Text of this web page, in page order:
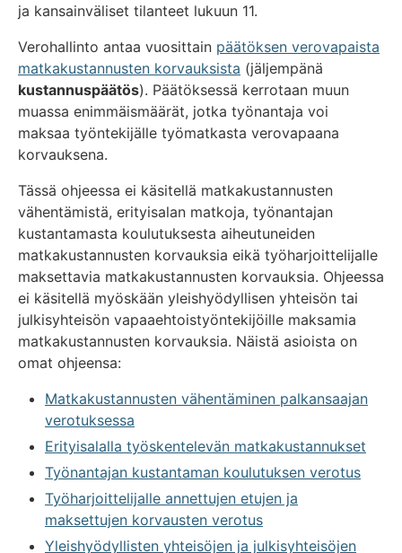
ja kansainväliset tilanteet lukuun 11.
Verohallinto antaa vuosittain päätöksen verovapaista
matkakustannusten korvauksista (jäljempänä
kustannuspäätös). Päätöksessä kerrotaan muun
muassa enimmäismäärät, jotka työnantaja voi
maksaa työntekijälle työmatkasta verovapaana
korvauksena.
Tässä ohjeessa ei käsitellä matkakustannusten
vähentämistä, erityisalan matkoja, työnantajan
kustantamasta koulutuksesta aiheutuneiden
matkakustannusten korvauksia eikä työharjoittelijalle
maksettavia matkakustannusten korvauksia. Ohjeessa
ei käsitellä myöskään yleishyödyllisen yhteisön tai
julkisyhteisön vapaaehtoistyöntekijöille maksamia
matkakustannusten korvauksia. Näistä asioista on
omat ohjeensa:
Matkakustannusten vähentäminen palkansaajan
verotuksessa
Erityisalalla työskentelevän matkakustannukset
Työnantajan kustantaman koulutuksen verotus
Työharjoittelijalle annettujen etujen ja
maksettujen korvausten verotus
Yleishyödyllisten yhteisöjen ja julkisyhteisöjen